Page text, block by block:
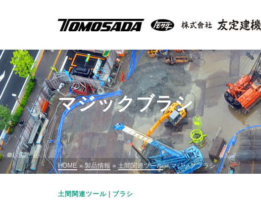
マジックブラシ
HOME » 製品情報 » 土間関連ツール » マジックブラシ
土間関連ツール | ブラシ